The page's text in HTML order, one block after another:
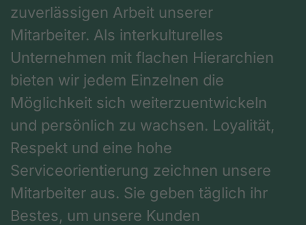
zuverlässigen Arbeit unserer
Mitarbeiter. Als interkulturelles
Unternehmen mit flachen Hierarchien
bieten wir jedem Einzelnen die
Möglichkeit sich weiterzuentwickeln
und persönlich zu wachsen. Loyalität,
Respekt und eine hohe
Serviceorientierung zeichnen unsere
Mitarbeiter aus. Sie geben täglich ihr
Bestes, um unsere Kunden